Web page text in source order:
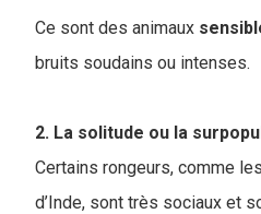
Ce sont des animaux
bruits soudains ou intenses.
2. La solitude ou la
Certains rongeurs, comme
d’Inde, sont très sociaux et